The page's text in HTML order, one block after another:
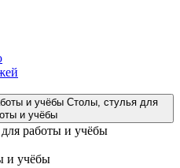
Столы, стулья для
и учёбы
и учёбы